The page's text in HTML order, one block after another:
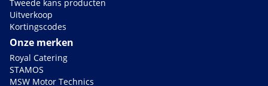
Tweede kans producten
Uitverkoop
Kortingscodes
Onze merken
Royal Catering
STAMOS
MSW Motor Technics